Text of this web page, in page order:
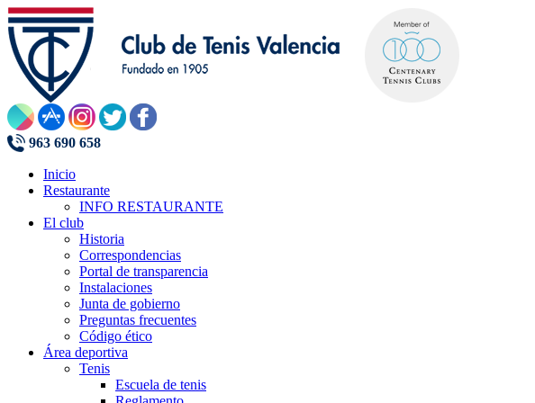
963 690 658
Inicio
Restaurante
INFO RESTAURANTE
El club
Historia
Correspondencias
Portal de transparencia
Instalaciones
Junta de gobierno
Preguntas frecuentes
Código ético
Área deportiva
Tenis
Escuela de tenis